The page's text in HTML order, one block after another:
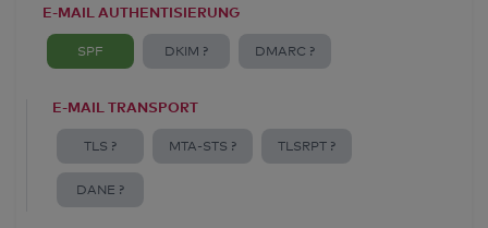
E-MAIL AUTHENTISIERUNG
SPF DKIM ? DMARC ?
E-MAIL TRANSPORT
TLS ? MTA-STS ? TLSRPT ?
DANE ?